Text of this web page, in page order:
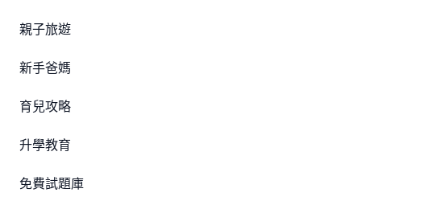
親子旅遊
新手爸媽
育兒攻略
升學教育
免費試題庫